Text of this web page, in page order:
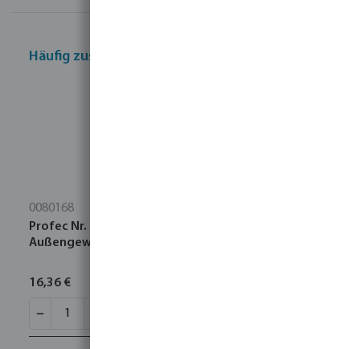
Häufig zusammen gekauft
0080168
Profec Nr. 280 Nippel Edelstahl 316 2"
Außengewinde 16bar
16,36 €